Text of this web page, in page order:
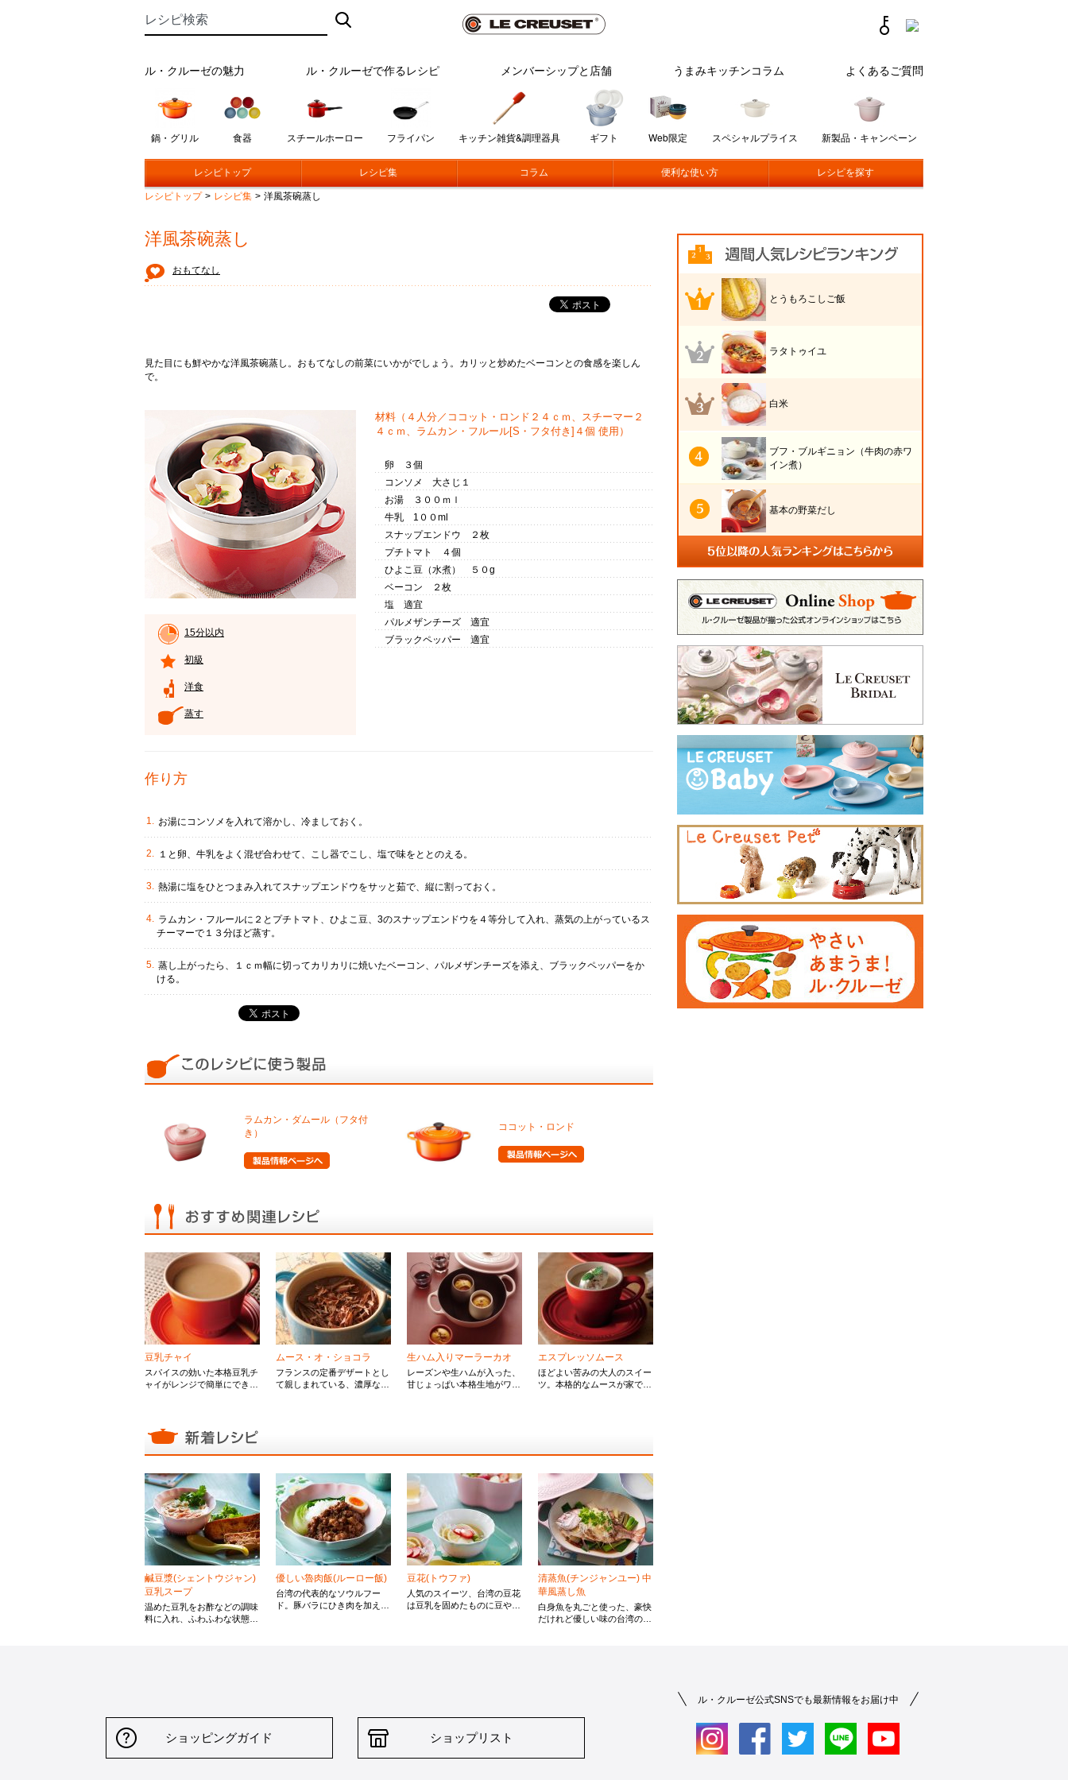
ル・クルーゼの魅力 ル・クルーゼで作るレシピ メンバーシップと店舗 うまみキッチンコラム よくあるご質問
鍋・グリル 食器 スチールホーロー フライパン キッチン雑貨&調理器具 ギフト Web限定 スペシャルプライス 新製品・キャンペーン
レシピトップ レシピ集 コラム 便利な使い方 レシピを探す
レシピトップ > レシピ集 > 洋風茶碗蒸し
洋風茶碗蒸し
おもてなし
見た目にも鮮やかな洋風茶碗蒸し。おもてなしの前菜にいかがでしょう。カリッと炒めたベーコンとの食感を楽しん
で。
15分以内
初級
洋食
蒸す
材料 （４人分／ココット・ロンド２４ｃｍ、スチーマー２
４ｃｍ、ラムカン・フルール[S・フタ付き]４個 使用）
卵 ３個
コンソメ 大さじ１
お湯 ３００ｍｌ
牛乳 1００ml
スナップエンドウ ２枚
プチトマト ４個
ひよこ豆（水煮） ５０g
ベーコン ２枚
塩 適宜
パルメザンチーズ 適宜
ブラックペッパー 適宜
作り方
お湯にコンソメを入れて溶かし、冷ましておく。
１と卵、牛乳をよく混ぜ合わせて、こし器でこし、塩で味をととのえる。
熱湯に塩をひとつまみ入れてスナップエンドウをサッと茹で、縦に割っておく。
ラムカン・フルールに２とプチトマト、ひよこ豆、3のスナップエンドウを４等分して入れ、蒸気の上がっているス
チーマーで１３分ほど蒸す。
蒸し上がったら、１ｃｍ幅に切ってカリカリに焼いたベーコン、パルメザンチーズを添え、ブラックペッパーをか
ける。
ラムカン・ダムール（フタ付
き）
ココット・ロンド
豆乳チャイ
スパイスの効いた本格豆乳チ
ャイがレンジで簡単にできま
ムース・オ・ショコラ
フランスの定番デザートとし
て親しまれている、濃厚なチ
生ハム入りマーラーカオ
レーズンや生ハムが入った、
甘じょっぱい本格生地がワイ
エスプレッソムース
ほどよい苦みの大人のスイー
ツ。本格的なムースが家で簡
鹹豆漿(シェントウジャン)
豆乳スープ
温めた豆乳をお酢などの調味
料に入れ、ふわふわな状態に
優しい魯肉飯(ルーロー飯)
台湾の代表的なソウルフー
ド。豚バラにひき肉を加えて
豆花(トウファ)
人気のスイーツ、台湾の豆花
は豆乳を固めたものに豆や白
清蒸魚(チンジャンユー) 中
華風蒸し魚
白身魚を丸ごと使った、豪快
だけれど優しい味の台湾の家
とうもろこしご飯
ラタトゥイユ
白米
ブフ・ブルギニョン（牛肉の赤ワ
イン煮）
基本の野菜だし
ショッピングガイド ショップリスト
ル・クルーゼ公式SNSでも最新情報をお届け中